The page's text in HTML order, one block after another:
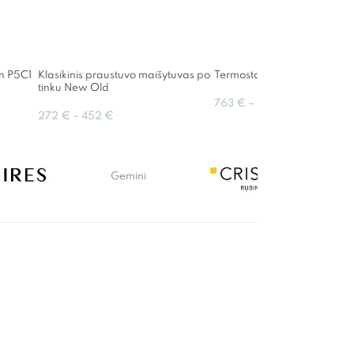
Klasikinis praustuvo maišytuvas po
tinku New Old
272 € – 452 €
Termostatinis dušo stovas
763 € –
Gemini